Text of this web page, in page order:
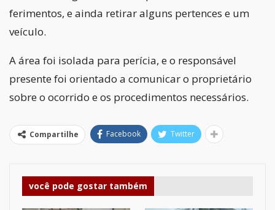
ferimentos, e ainda retirar alguns pertences e um
veículo.
A área foi isolada para perícia, e o responsável
presente foi orientado a comunicar o proprietário
sobre o ocorrido e os procedimentos necessários.
Compartilhe Facebook Twitter
você pode gostar também